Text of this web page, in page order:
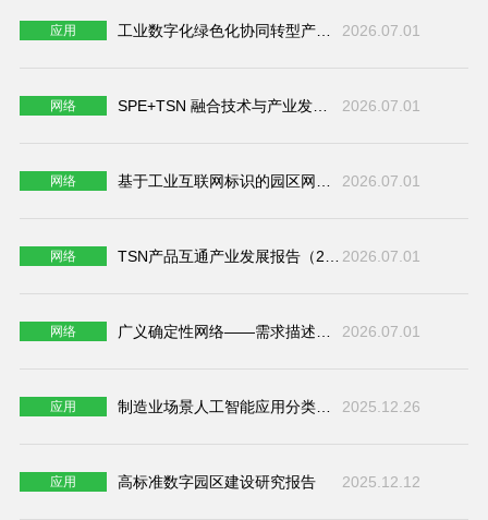
应用 工业数字化绿色化协同转型产品手册（2026年） 2026.07.01
网络 SPE+TSN 融合技术与产业发展报告（2026年） 2026.07.01
网络 2026.07.01
网络 2026.07.01
网络 2026.07.01
应用 制造业场景人工智能应用分类分级蓝皮书（2025） 2025.12.26
应用 高标准数字园区建设研究报告 2025.12.12